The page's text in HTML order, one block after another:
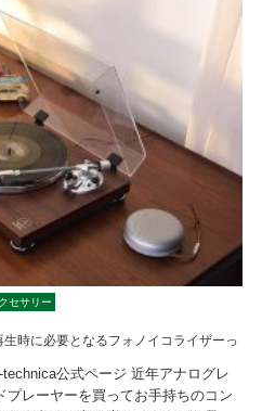
セサリー
時に必要となるフォノイコライザーっ
公式ページ 近年アナログレ
プレーヤーを買ってお手持ちのコン